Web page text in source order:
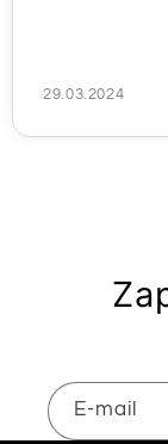
29.03.2024
E-mail